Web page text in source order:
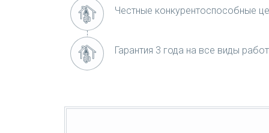
Честные конкурентоспособные
Гарантия 3 года на все виды работ